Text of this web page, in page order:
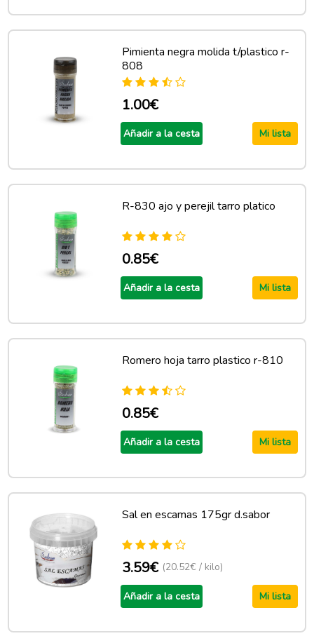
Pimienta negra molida t/plastico r-
808
1.00€
Añadir a la cesta Mi lista
R-830 ajo y perejil tarro platico
0.85€
Añadir a la cesta Mi lista
Romero hoja tarro plastico r-810
0.85€
Añadir a la cesta Mi lista
Sal en escamas 175gr d.sabor
3.59€ (20.52€ / kilo)
Añadir a la cesta Mi lista